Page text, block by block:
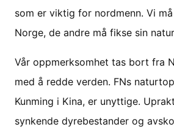
som er viktig for nordmenn. Vi
Norge, de andre må fikse sin
Vår oppmerksomhet tas bort fra
med å redde verden. FNs
Kunming i Kina, er unyttige.
synkende dyrebestander og